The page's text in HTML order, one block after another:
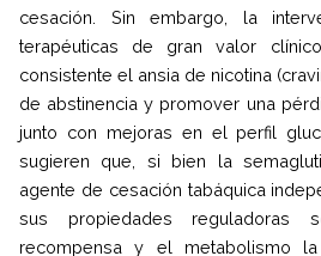
cesación. Sin embargo, la
terapéuticas de gran valor
consistente el ansia de nicotina
de abstinencia y promover una
junto con mejoras en el perfil
sugieren que, si bien la
agente de cesación tabáquica
sus propiedades reguladoras
recompensa y el metabolismo